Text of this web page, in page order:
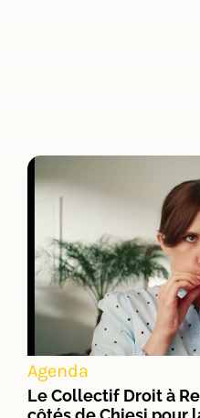
Agenda
Le Collectif Droit à